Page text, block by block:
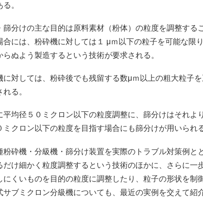
。
篩分けの主な目的は原料素材（粉体）の粒度を調整する
合には、粉砕機に対しては１ μｍ以下の粒子を可能な限
らぬよう製造するという技術が要求される。
に対しては、粉砕後でも残留する数μｍ以上の粗大粒子
る。
平均径５０ミクロン以下の粒度調整に、篩分けはそれよ
ミクロン以下の粒度を目指す場合にも篩分けが用いられ
砕機・分級機・篩分け装置を実際のトラブル対策例と
だけ細かく粒度調整するという技術のほかに、さらに一
にくいものを目的の粒度に調整したり、粒子の形状を制
サブミクロン分級機についても、最近の実例を交えて紹